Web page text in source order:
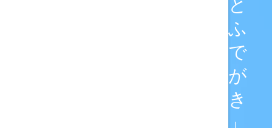
ふ
で
が
き
」